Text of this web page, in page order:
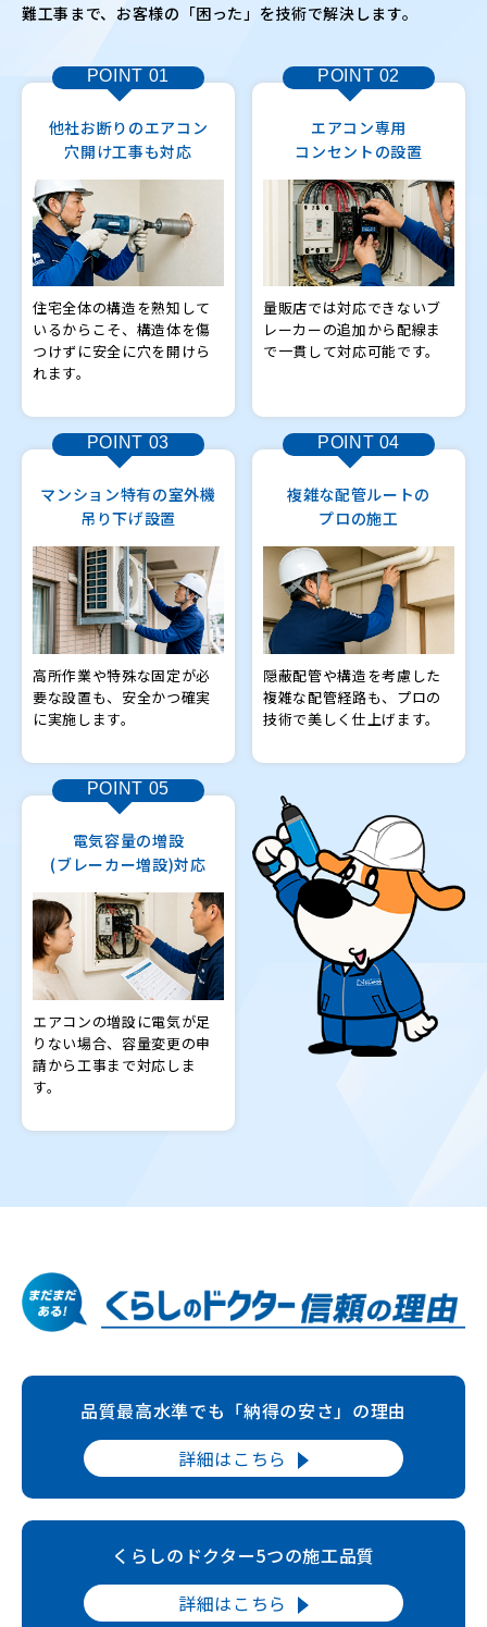
難工事まで、お客様の「困った」を技術で解決します。
POINT 01
他社お断りのエアコン
穴開け工事も対応
住宅全体の構造を熟知して
いるからこそ、構造体を傷
つけずに安全に穴を開けら
れます。
POINT 02
エアコン専用
コンセントの設置
量販店では対応できないブ
レーカーの追加から配線ま
で一貫して対応可能です。
POINT 03
マンション特有の室外機
吊り下げ設置
高所作業や特殊な固定が必
要な設置も、安全かつ確実
に実施します。
POINT 04
複雑な配管ルートの
プロの施工
隠蔽配管や構造を考慮した
複雑な配管経路も、プロの
技術で美しく仕上げます。
POINT 05
電気容量の増設
(ブレーカー増設)対応
エアコンの増設に電気が足
りない場合、容量変更の申
請から工事まで対応しま
す。
品質最高水準でも「納得の安さ」の理由
詳細はこちら
くらしのドクター5つの施工品質
詳細はこちら